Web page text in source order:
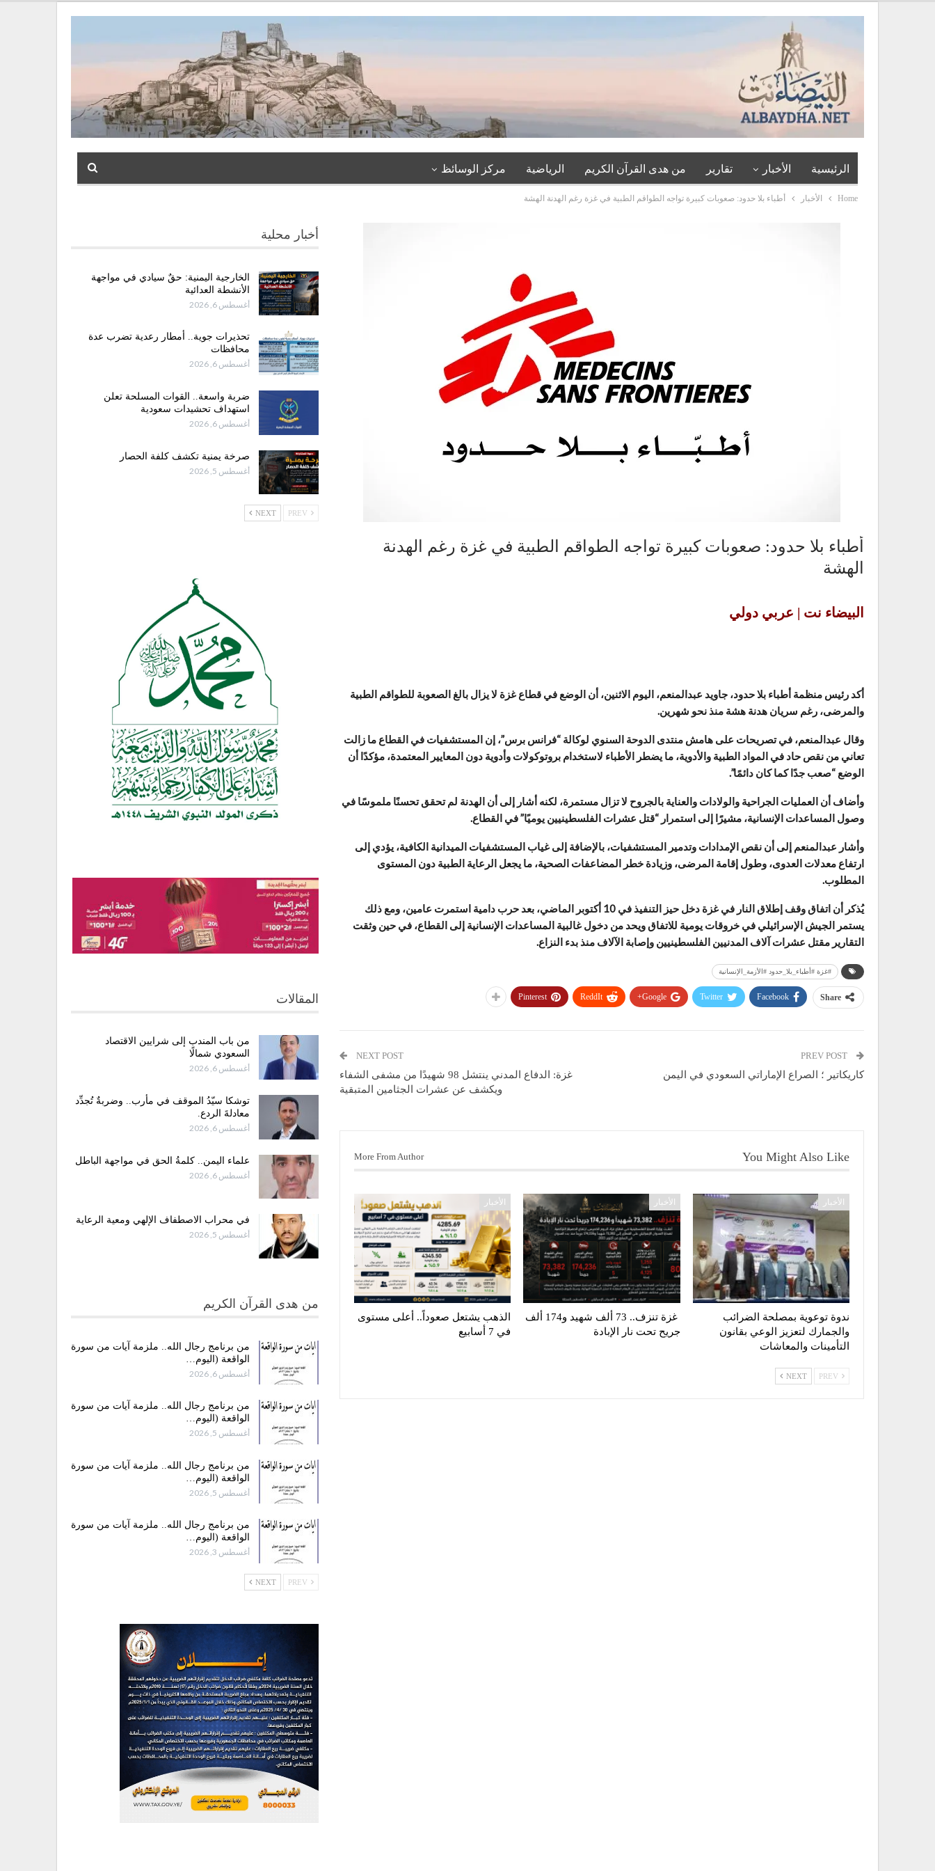
الرئيسية الأخبار تقارير من هدى القرآن الكريم الرياضية مركز الوسائظ
Home الأخبار أطباء بلا حدود: صعوبات كبيرة تواجه الطواقم الطبية في غزة رغم الهدنة الهشة
أطباء بلا حدود: صعوبات كبيرة تواجه الطواقم الطبية في غزة رغم الهدنة
الهشة
البيضاء نت | عربي دولي
أكد رئيس منظمة أطباء بلا حدود، جاويد عبدالمنعم، اليوم الاثنين، أن الوضع في قطاع غزة لا يزال بالغ الصعوبة للطواقم الطبية
والمرضى، رغم سريان هدنة هشة منذ نحو شهرين.
وقال عبدالمنعم، في تصريحات على هامش منتدى الدوحة السنوي لوكالة “فرانس برس”، إن المستشفيات في القطاع ما زالت
تعاني من نقص حاد في المواد الطبية والأدوية، ما يضطر الأطباء لاستخدام بروتوكولات وأدوية دون المعايير المعتمدة، مؤكدًا أن
الوضع “صعب جدًا كما كان دائمًا”.
وأضاف أن العمليات الجراحية والولادات والعناية بالجروح لا تزال مستمرة، لكنه أشار إلى أن الهدنة لم تحقق تحسنًا ملموسًا في
وصول المساعدات الإنسانية، مشيرًا إلى استمرار “قتل عشرات الفلسطينيين يوميًا” في القطاع.
وأشار عبدالمنعم إلى أن نقص الإمدادات وتدمير المستشفيات، بالإضافة إلى غياب المستشفيات الميدانية الكافية، يؤدي إلى
ارتفاع معدلات العدوى، وطول إقامة المرضى، وزيادة خطر المضاعفات الصحية، ما يجعل الرعاية الطبية دون المستوى
المطلوب.
يُذكر أن اتفاق وقف إطلاق النار في غزة دخل حيز التنفيذ في 10 أكتوبر الماضي، بعد حرب دامية استمرت عامين، ومع ذلك
يستمر الجيش الإسرائيلي في خروقات يومية للاتفاق ويحد من دخول غالبية المساعدات الإنسانية إلى القطاع، في حين وثقت
التقارير مقتل عشرات آلاف المدنيين الفلسطينيين وإصابة الآلاف منذ بدء النزاع.
#غزة #أطباء_بلا_حدود #الأزمة_الإنسانية
Share
Facebook
Twitter
Google+
ReddIt
Pinterest
كاريكاتير ؛ الصراع الإماراتي السعودي في اليمن
NEXT POST
غزة: الدفاع المدني ينتشل 98 شهيدًا من مشفى الشفاء
ويكشف عن عشرات الجثامين المتبقية
You Might Also Like
More From Author
الأخبار
ندوة توعوية بمصلحة الضرائب
والجمارك لتعزيز الوعي بقانون
التأمينات والمعاشات
الأخبار
غزة تنزف.. 73 ألف شهيد و174 ألف
جريح تحت نار الإبادة
الأخبار
الذهب يشتعل صعوداً.. أعلى مستوى
في 7 أسابيع
NEXT
أخبار محلية
الخارجية اليمنية: حقٌ سيادي في مواجهة
الأنشطة العدائية
أغسطس 6, 2026
تحذيرات جوية.. أمطار رعدية تضرب عدة
محافظات
أغسطس 6, 2026
ضربة واسعة.. القوات المسلحة تعلن
استهداف تحشيدات سعودية
أغسطس 6, 2026
صرخة يمنية تكشف كلفة الحصار
أغسطس 5, 2026
NEXT
المقالات
من باب المندب إلى شرايين الاقتصاد
السعودي شمالًا
أغسطس 6, 2026
توشكا سيّدُ الموقف في مأرب.. وضربةٌ تُجدِّد
معادلةَ الردع.
أغسطس 6, 2026
علماء اليمن.. كلمةُ الحق في مواجهة الباطل
أغسطس 6, 2026
في محراب الاصطفاف الإلهي ومعية الرعاية
أغسطس 5, 2026
من هدى القرآن الكريم
من برنامج رجال الله.. ملزمة آيات من سورة
الواقعة (اليوم…
أغسطس 6, 2026
من برنامج رجال الله.. ملزمة آيات من سورة
الواقعة (اليوم…
أغسطس 5, 2026
من برنامج رجال الله.. ملزمة آيات من سورة
الواقعة (اليوم…
أغسطس 5, 2026
من برنامج رجال الله.. ملزمة آيات من سورة
الواقعة (اليوم…
أغسطس 3, 2026
NEXT